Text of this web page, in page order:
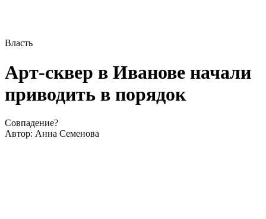
Власть
Арт-сквер в Иванове начали
приводить в порядок
Совпадение?
Автор: Анна Семенова